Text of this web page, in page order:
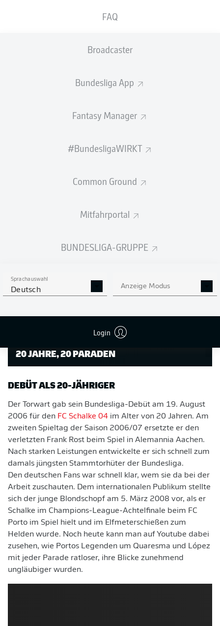
FAQ
Broadcaster
Bundesliga App
Fantasy Manager
#BundesligaWIRKT
Common Ground
Mitfahrportal
BUNDESLIGA-GRUPPE
Sprachauswahl
Deutsch Anzeige Modus
Login
Ausnahmekeeper hat seinen Vertrag beim FC
Torwartspiel weltweit grundlegend verändert
374 Siege in 544 Bundesliga-Partien, in denen er 246
Pokalsiege, zwei Champions-League-Triumphe und ein
Weltmeistertitel. Fünffacher Welttorhüter, zweifacher
der Goldene Handschuh 2014. All das hat
ist die Art und Weise, wie der Torwart zum Größten
20 JAHRE, 20 PARADEN
DEBÜT ALS 20-JÄHRIGER
Der Torwart gab sein Bundesliga-Debüt am 19. August
2006 für den FC Schalke 04 im Alter von 20 Jahren. Am
zweiten Spieltag der Saison 2006/07 ersetzte er den
verletzten Frank Rost beim Spiel in Alemannia Aachen.
Nach starken Leistungen entwickelte er sich schnell zum
damals jüngsten Stammtorhüter der Bundesliga.
Den deutschen Fans war schnell klar, wem sie da bei der
Arbeit zuschauten. Dem internationalen Publikum stellte
sich der junge Blondschopf am 5. März 2008 vor, als er
Schalke im Champions-League-Achtelfinale beim FC
Porto im Spiel hielt und im Elfmeterschießen zum
Helden wurde. Noch heute kann man auf Youtube dabei
zusehen, wie Portos Legenden um Quaresma und López
mit jeder Parade ratloser, ihre Blicke zunehmend
ungläubiger wurden.